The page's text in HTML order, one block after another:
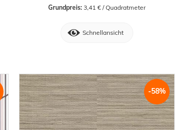
Grundpreis: 3,41 € / Quadratmeter
Schnellansicht
-58%